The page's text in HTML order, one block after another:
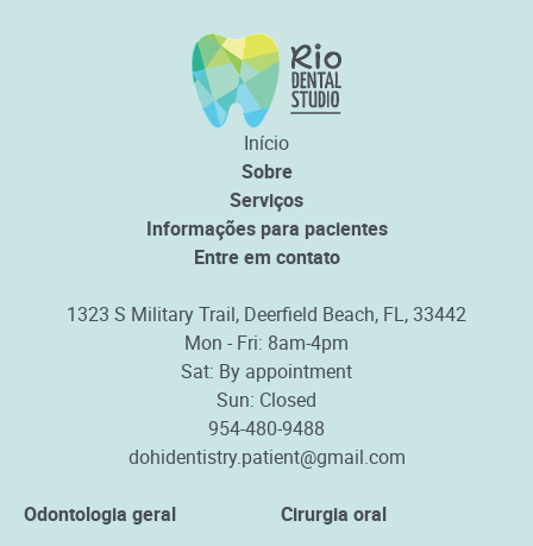
1323 S Military Trail, Deerfield Beach, FL, 33442
Mon - Fri: 8am-4pm
Sat: By appointment
Sun: Closed
954-480-9488
dohidentistry.patient@gmail.com
Início
Sobre
Serviços
Informações para pacientes
Entre em contato
Odontologia geral
Cirurgia oral